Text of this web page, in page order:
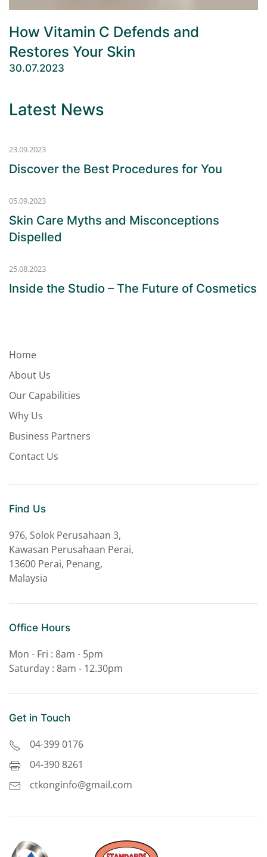
How Vitamin C Defends and
Restores Your Skin
30.07.2023
Latest News
23.09.2023
Discover the Best Proce­dures for You
05.09.2023
Skin Care Myths and Misconcep­tions
Dispelled
25.08.2023
Inside the Studio – The Future of Cosmetics
Home
About Us
Our Capabilities
Why Us
Business Partners
Contact Us
Find Us
976, Solok Perusahaan 3,
Kawasan Perusahaan Perai,
13600 Perai, Penang,
Malaysia
Office Hours
Mon - Fri : 8am - 5pm
Saturday : 8am - 12.30pm
Get in Touch
04-399 0176
04-390 8261
ctkonginfo@gmail.com